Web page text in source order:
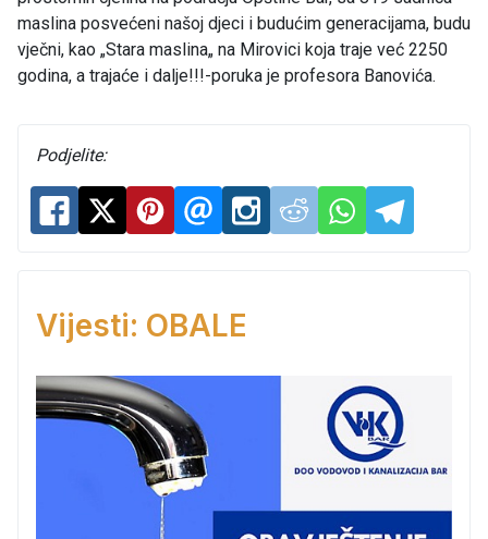
maslina posvećeni našoj djeci i budućim generacijama, budu
vječni, kao „Stara maslina„ na Mirovici koja traje već 2250
godina, a trajaće i dalje!!!-poruka je profesora Banovića.
Podjelite:
Vijesti: OBALE